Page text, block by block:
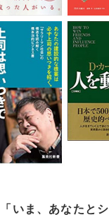
いま、あなたと